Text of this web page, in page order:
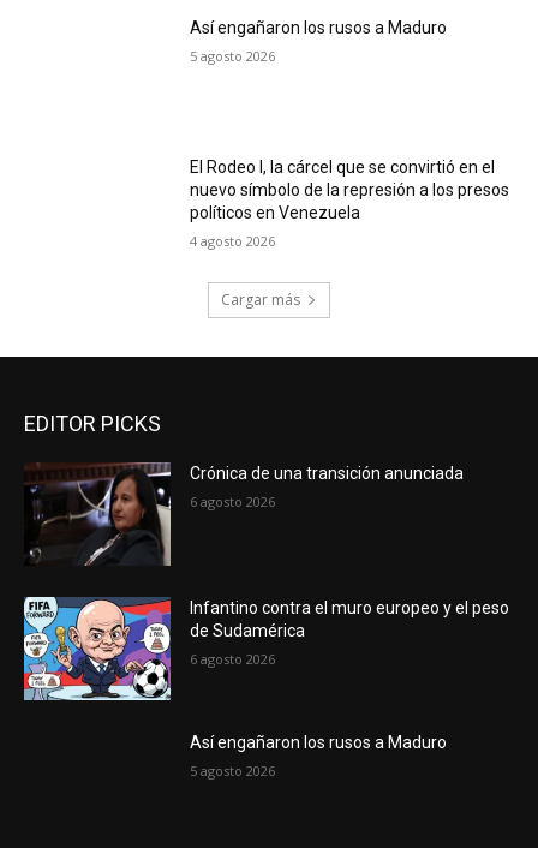
Así engañaron los rusos a Maduro
5 agosto 2026
El Rodeo I, la cárcel que se convirtió en el
nuevo símbolo de la represión a los presos
políticos en Venezuela
4 agosto 2026
Cargar más
EDITOR PICKS
Crónica de una transición anunciada
6 agosto 2026
Infantino contra el muro europeo y el peso
de Sudamérica
6 agosto 2026
Así engañaron los rusos a Maduro
5 agosto 2026